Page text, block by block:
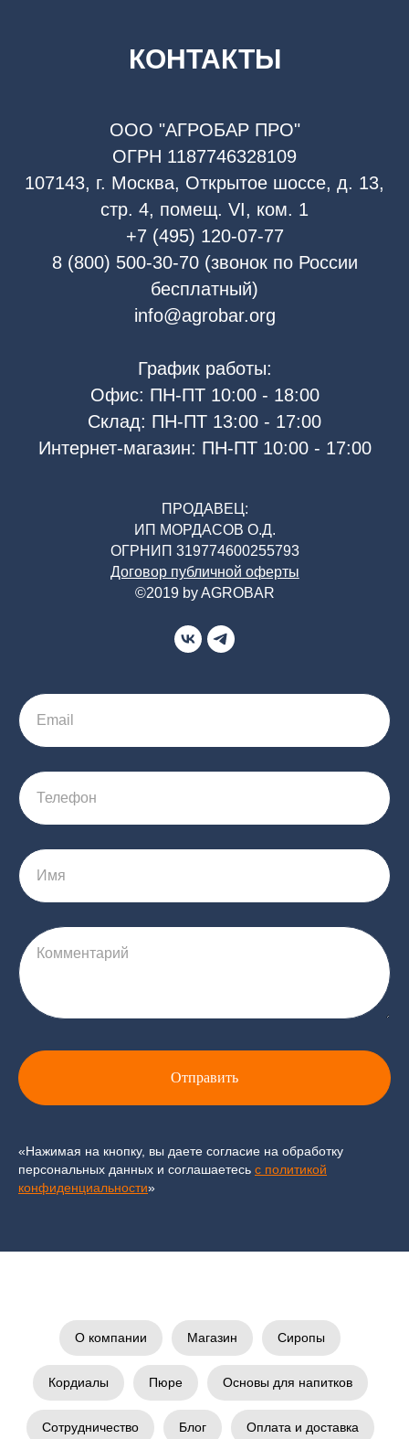
КОНТАКТЫ
ООО "АГРОБАР ПРО"
ОГРН 1187746328109
107143, г. Москва, Открытое шоссе, д. 13,
стр. 4, помещ. VI, ком. 1
+7 (495) 120-07-77
8 (800) 500-30-70 (звонок по России
бесплатный)
info@agrobar.org
График работы:
Офис: ПН-ПТ 10:00 - 18:00
Склад: ПН-ПТ 13:00 - 17:00
Интернет-магазин: ПН-ПТ 10:00 - 17:00
ПРОДАВЕЦ:
ИП МОРДАСОВ О.Д.
ОГРНИП 319774600255793
Договор публичной оферты
©2019 by AGROBAR
Email
Телефон
Имя
Комментарий
Отправить
«Нажимая на кнопку, вы даете согласие на обработку
персональных данных и соглашаетесь c политикой
конфиденциальности»
О компании Магазин Сиропы
Кордиалы Пюре Основы для напитков
Сотрудничество Блог Оплата и доставка